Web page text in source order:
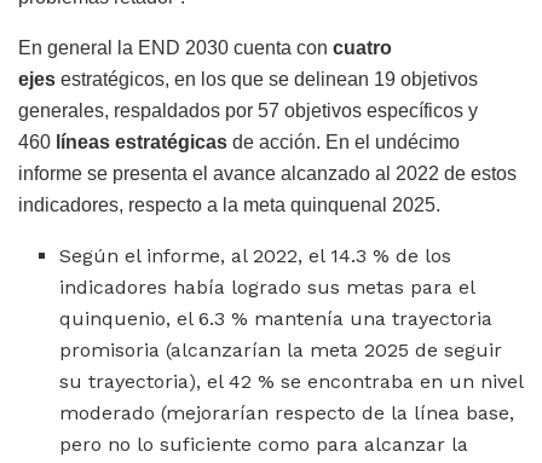
En general la END 2030 cuenta con cuatro
ejes estratégicos, en los que se delinean 19 objetivos
generales, respaldados por 57 objetivos específicos y
460 líneas estratégicas de acción. En el undécimo
informe se presenta el avance alcanzado al 2022 de estos
indicadores, respecto a la meta quinquenal 2025.
Según el informe, al 2022, el 14.3 % de los
indicadores había logrado sus metas para el
quinquenio, el 6.3 % mantenía una trayectoria
promisoria (alcanzarían la meta 2025 de seguir
su trayectoria), el 42 % se encontraba en un nivel
moderado (mejorarían respecto de la línea base,
pero no lo suficiente como para alcanzar la